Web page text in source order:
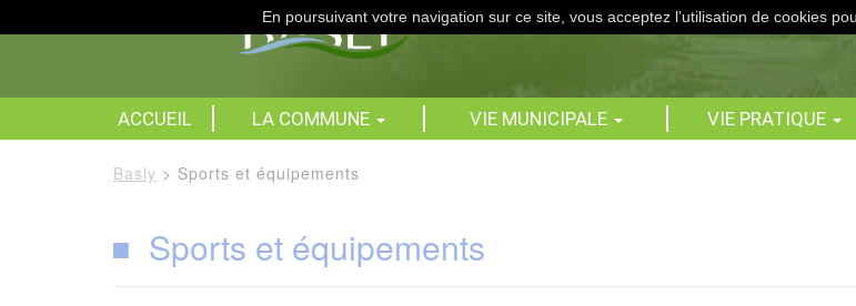
ACCUEIL LA COMMUNE VIE MUNICIPALE VIE PRATIQUE
Basly > Sports et équipements
Sports et équipements
En poursuivant votre navigation sur ce site, vous acceptez l’utilisation de cookies